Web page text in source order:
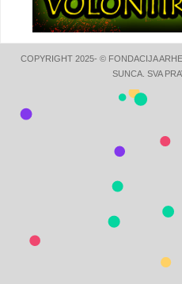
COPYRIGHT 2025- © FONDACIJA
SUNCA. SVA